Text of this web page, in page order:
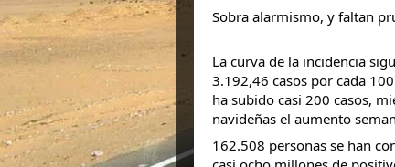
Sobra alarmismo, y faltan
La curva de la incidencia
3.192,46 casos por cada
ha subido casi 200 casos,
navideñas el aumento
162.508 personas se han